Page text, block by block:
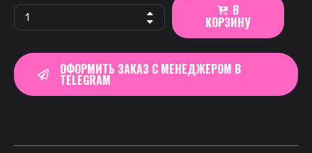
В
КОРЗИНУ
ОФОРМИТЬ ЗАКАЗ С МЕНЕДЖЕРОМ В
TELEGRAM